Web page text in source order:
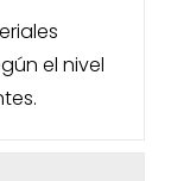
el nivel